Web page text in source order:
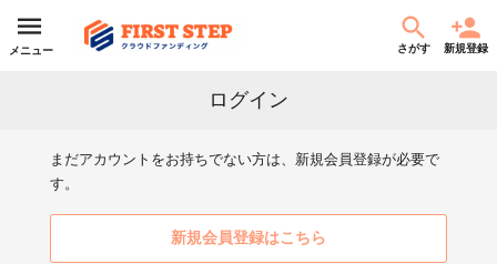
メニュー さがす 新規登録
ログイン
まだアカウントをお持ちでない方は、新規会員登録が必要で
す。
新規会員登録はこちら